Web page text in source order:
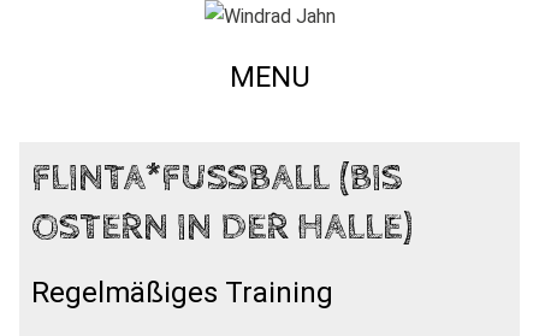
MENU
FLINTA*FUSSBALL (BIS O
STERN IN DER HALLE)
Regelmäßiges Training